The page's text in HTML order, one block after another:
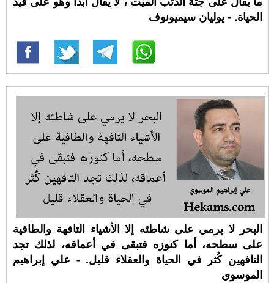
الحياة. - يوليان سيميونوف
البحر لا يرمي على شاطئه إلا الأشياء التافهة والطافية
على سطحه، أما كنوزه فتبقى في أعماقه، لذلك تجد
التافهين كُثر في الحياة والعقلاء قليل. - علي إبراهيم
الموسوي